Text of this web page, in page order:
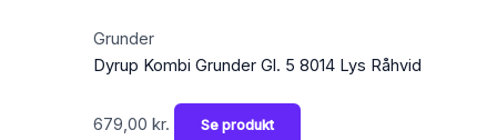
Grunder
Dyrup Kombi Grunder Gl. 5 8014 Lys Råhvid
679,00 kr. Se produkt